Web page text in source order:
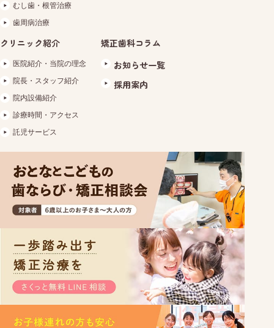
むし歯・根管治療
歯周病治療
クリニック紹介
医院紹介・当院の理念
院長・スタッフ紹介
院内設備紹介
診療時間・アクセス
託児サービス
矯正歯科コラム
お知らせ一覧
採用案内